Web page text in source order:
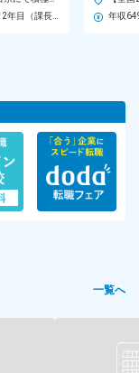
可
市の計3カ所
設置）
年収
一覧へ